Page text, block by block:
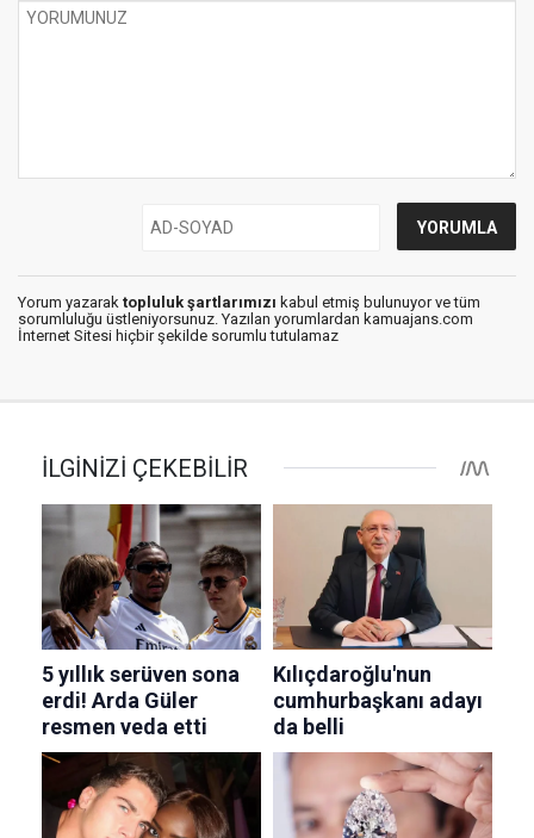
Yorum yazarak topluluk şartlarımızı kabul etmiş bulunuyor ve tüm
sorumluluğu üstleniyorsunuz. Yazılan yorumlardan kamuajans.com
İnternet Sitesi hiçbir şekilde sorumlu tutulamaz